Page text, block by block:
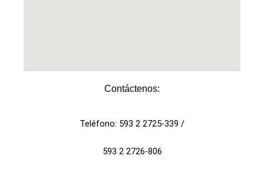
Contáctenos:​
Teléfono: 593 2 2725-339 /
593 2 2726-806